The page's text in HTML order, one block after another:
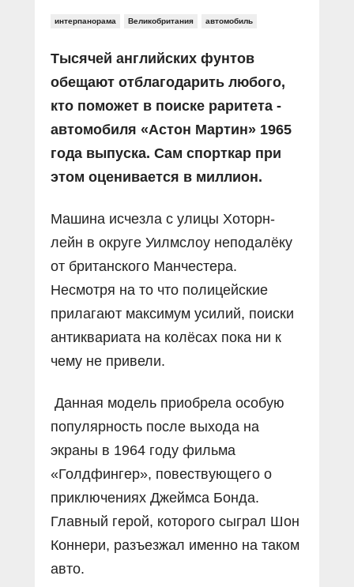
интерпанорама Великобритания автомобиль
Тысячей английских фунтов
обещают отблагодарить любого,
кто поможет в поиске раритета -
автомобиля «Астон Мартин» 1965
года выпуска. Сам спорткар при
этом оценивается в миллион.
Машина исчезла с улицы Хоторн-
лейн в округе Уилмслоу неподалёку
от британского Манчестера.
Несмотря на то что полицейские
прилагают максимум усилий, поиски
антиквариата на колёсах пока ни к
чему не привели.
Данная модель приобрела особую
популярность после выхода на
экраны в 1964 году фильма
«Голдфингер», повествующего о
приключениях Джеймса Бонда.
Главный герой, которого сыграл Шон
Коннери, разъезжал именно на таком
авто.